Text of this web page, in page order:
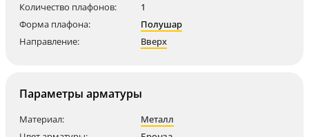
Количество плафонов:
1
Форма плафона:
Полушар
Направление:
Вверх
Параметры арматуры
Материал:
Металл